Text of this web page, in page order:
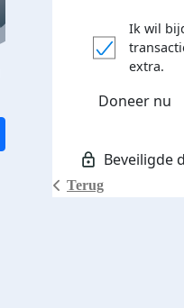
Terug
Ik wil
extra.
Doneer nu